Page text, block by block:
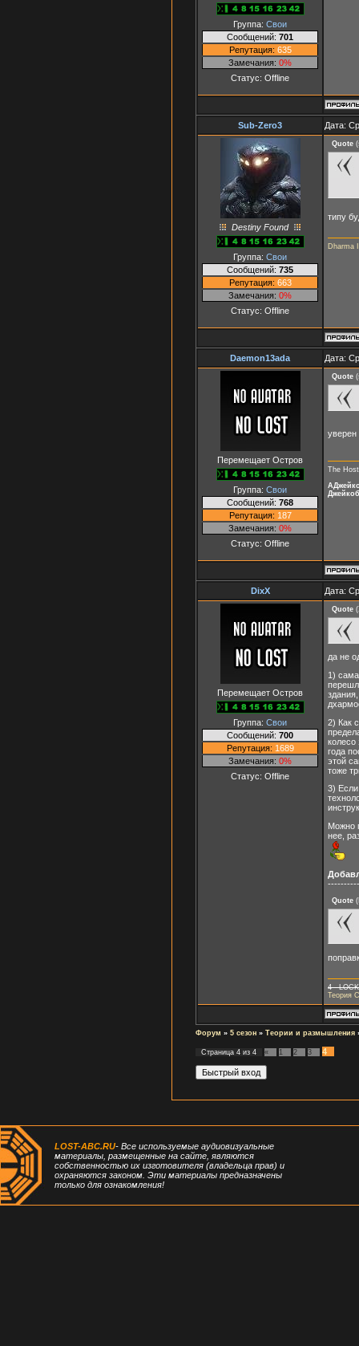
Группа: Свои
Сообщений: 701
Репутация: 635
Замечания: 0%
Статус: Offline
Sub-Zero3 Дата:
Destiny Found
Группа: Свои
Сообщений: 735
Репутация: 663
Замечания: 0%
Статус: Offline
Quote (
типу
Dharma
Daemon13ada Дата:
Перемещает Остров
Группа: Свои
Сообщений: 768
Репутация: 187
Замечания: 0%
Статус: Offline
Quote (
уверен
The
Джейкоб
DixX Дата:
Перемещает Остров
Группа: Свои
Сообщений: 700
Репутация: 1689
Замечания: 0%
Статус: Offline
Quote (
да не
1)
2) Как
колесо
года
этой
тоже
3)
Можно
нее,
Quote (
4 -
Теория
Форум » 5 сезон » Теории и размышления
Страница 4 из 4 « 1 2 3 4
LOST-ABC.RU- Все используемые аудиовизуальные
материалы, размещенные на сайте, являются
собственностью их изготовителя (владельца прав) и
охраняются законом. Эти материалы предназначены
только для ознакомления!